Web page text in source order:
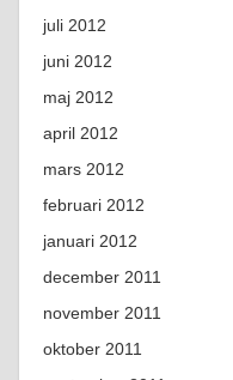
juli 2012
juni 2012
maj 2012
april 2012
mars 2012
februari 2012
januari 2012
december 2011
november 2011
oktober 2011